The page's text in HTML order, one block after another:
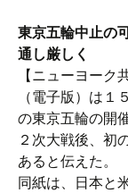
東京五輪中止の
通し厳しく
【ニューヨー
（電子版）は
の東京五輪の開
２次大戦後、初
あると伝えた。
同紙は、日本と